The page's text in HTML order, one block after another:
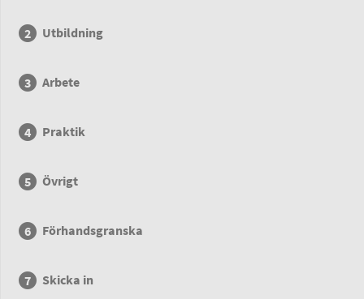
Utbildning
Arbete
Praktik
Övrigt
Förhandsgranska
Skicka in